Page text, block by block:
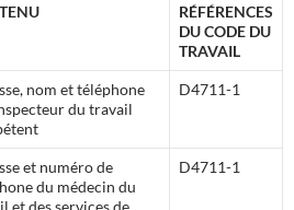
RÉFÉRENCES
DU CODE DU
TRAVAIL
nom et téléphone
du travail
D4711-1
et numéro de
du médecin du
et des services de
D4711-1